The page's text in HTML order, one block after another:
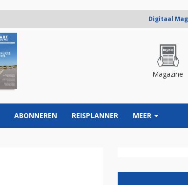
Digitaal
Magazine
ABONNEREN REISPLANNER MEER